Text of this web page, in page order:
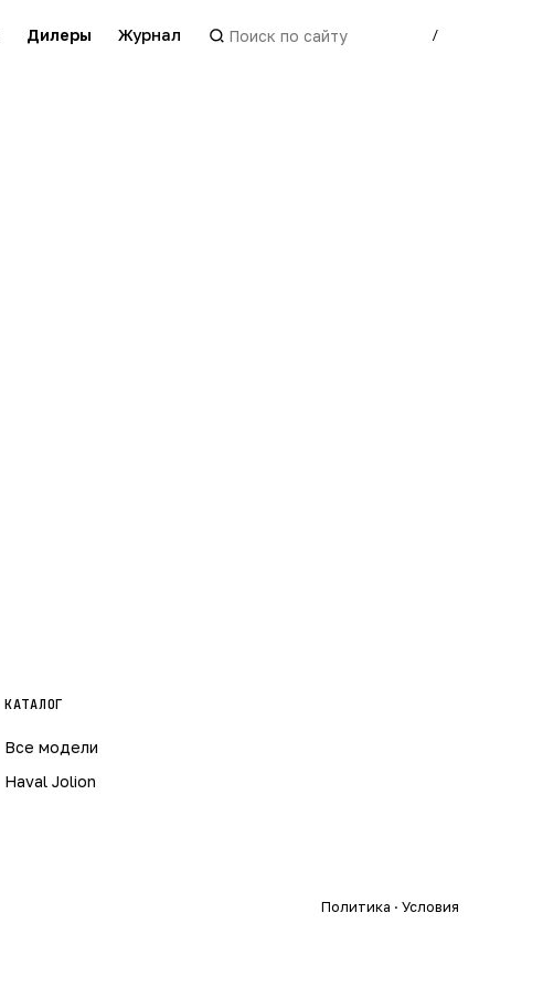
Дилеры Журнал /
КАТАЛОГ
Все модели
Haval Jolion
Политика · Условия